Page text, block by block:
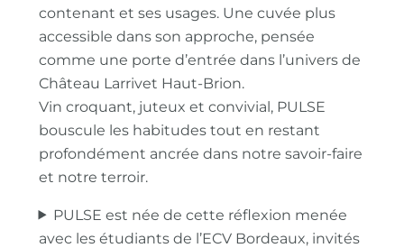
contenant et ses usages. Une cuvée plus
accessible dans son approche, pensée
comme une porte d’entrée dans l’univers de
Château Larrivet Haut-Brion.
Vin croquant, juteux et convivial, PULSE
bouscule les habitudes tout en restant
profondément ancrée dans notre savoir-faire
et notre terroir.
PULSE est née de cette réflexion menée
avec les étudiants de l’ECV Bordeaux, invités